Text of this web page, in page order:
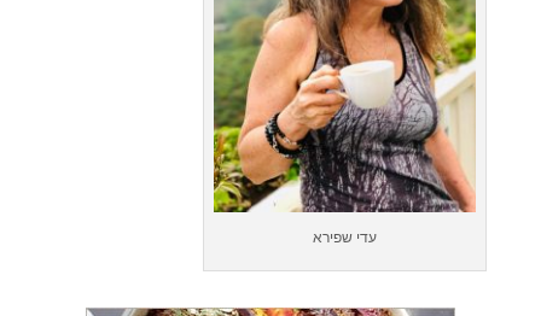
עדי שפירא